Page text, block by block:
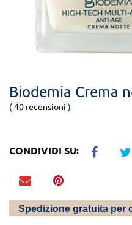
Biodemia Crema
(40 recensioni )
CONDIVIDI SU:
Spedizione gratuita per